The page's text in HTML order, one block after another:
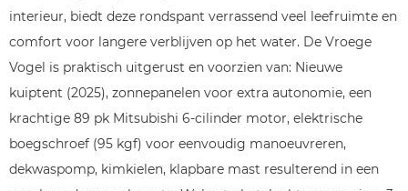
interieur, biedt deze rondspant verrassend veel leefruimte en
comfort voor langere verblijven op het water. De Vroege
Vogel is praktisch uitgerust en voorzien van: Nieuwe
kuiptent (2025), zonnepanelen voor extra autonomie, een
krachtige 89 pk Mitsubishi 6-cilinder motor, elektrische
boegschroef (95 kgf) voor eenvoudig manoeuvreren,
dekwaspomp, kimkielen, klapbare mast resulterend in een